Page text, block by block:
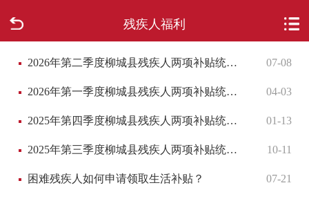
残疾人福利
走进柳城
网上办事
2026年第二季度柳城县残疾人两项补贴统计表 07-08
2026年第一季度柳城县残疾人两项补贴统计表 04-03
2025年第四季度柳城县残疾人两项补贴统计表 01-13
2025年第三季度柳城县残疾人两项补贴统计表 10-11
困难残疾人如何申请领取生活补贴？ 07-21